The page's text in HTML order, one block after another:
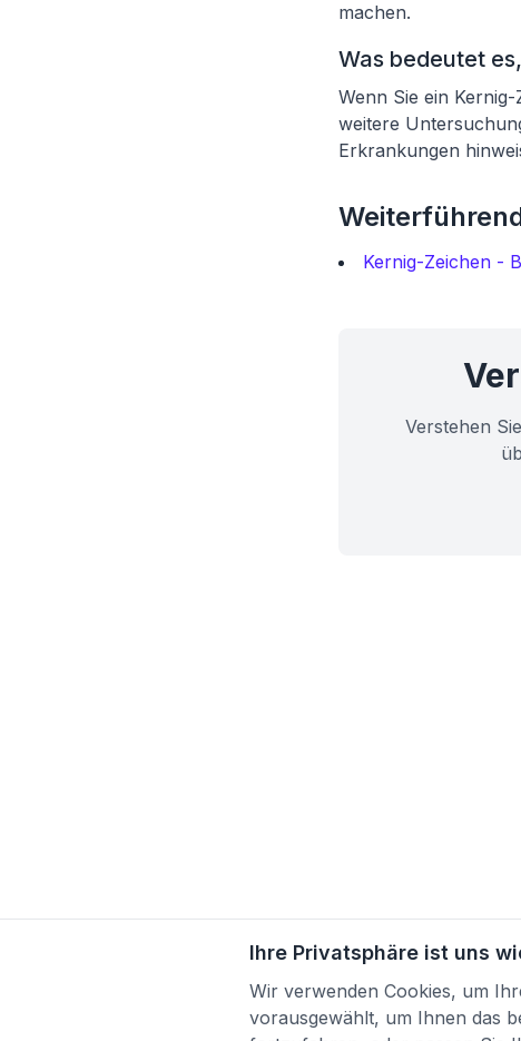
machen.
Was bedeutet
Wenn Sie ein
weitere
Erkrankungen
Kernig-Zeichen -
Verstehen
Ihre Privatsphäre ist uns
Wir verwenden Cookies, um
vorausgewählt, um Ihnen das